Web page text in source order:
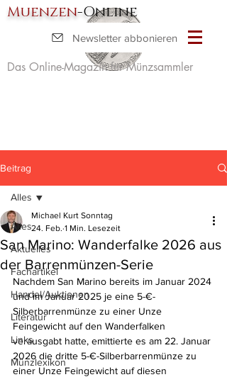
Muenzen-Online
Das Online-Magazin für Münzsammler
Newsletter abbonieren
Beitrag
Alles
Aktuelles
Fachartikel
Handel/Auktionen
Literatur
Links
Münzlexikon
Alles
San Marino: Wanderfalke 2026 aus
der Barrenmünzen-Serie
Michael Kurt Sonntag
24. Feb. 1 Min. Lesezeit
Nachdem San Marino bereits im Januar 2024
und im Januar 2025 je eine 5-€-
Silberbarrenmünze zu einer Unze
Feingewicht auf den Wanderfalken
verausgabt hatte, emittierte es am 22. Januar
2026 die dritte 5-€-Silberbarrenmünze zu
einer Unze Feingewicht auf diesen